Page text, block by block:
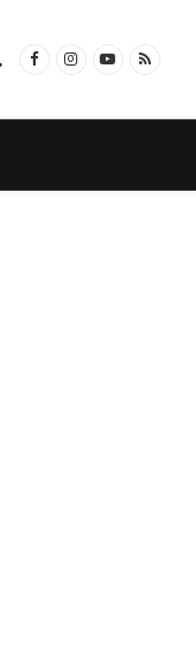
FacebookInstagram
YouTube
RSS